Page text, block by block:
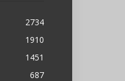
2734
1910
1451
687